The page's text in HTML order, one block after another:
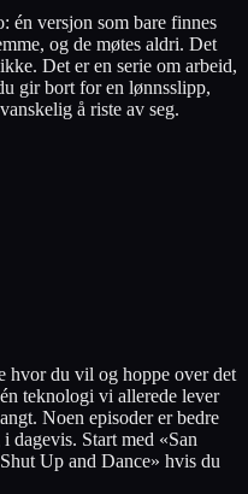
én versjon som bare finnes
og de møtes aldri. Det
Det er en serie om arbeid,
gir bort for en lønnsslipp,
å riste av seg.
hvor du vil og hoppe over det
teknologi vi allerede lever
Noen episoder er bedre
dagevis. Start med «San
Up and Dance» hvis du